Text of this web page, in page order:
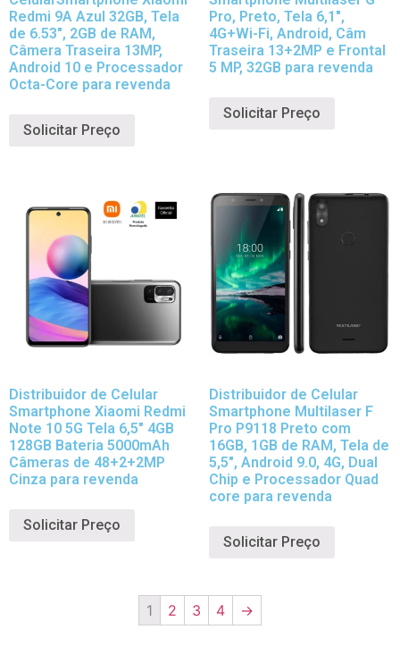
Redmi 9A Azul 32GB, Tela
de 6.53″, 2GB de RAM,
Câmera Traseira 13MP,
Android 10 e Processador
Octa-Core para revenda
Solicitar Preço
Pro, Preto, Tela 6,1″,
4G+Wi-Fi, Android, Câm
Traseira 13+2MP e Frontal
5 MP, 32GB para revenda
Solicitar Preço
Distribuidor de Celular
Smartphone Xiaomi Redmi
Note 10 5G Tela 6,5″ 4GB
128GB Bateria 5000mAh
Câmeras de 48+2+2MP
Cinza para revenda
Solicitar Preço
Distribuidor de Celular
Smartphone Multilaser F
Pro P9118 Preto com
16GB, 1GB de RAM, Tela de
5,5″, Android 9.0, 4G, Dual
Chip e Processador Quad
core para revenda
Solicitar Preço
1 2 3 4 →